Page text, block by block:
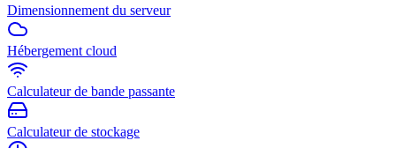
Dimensionnement du serveur
Hébergement cloud
Calculateur de bande passante
Calculateur de stockage